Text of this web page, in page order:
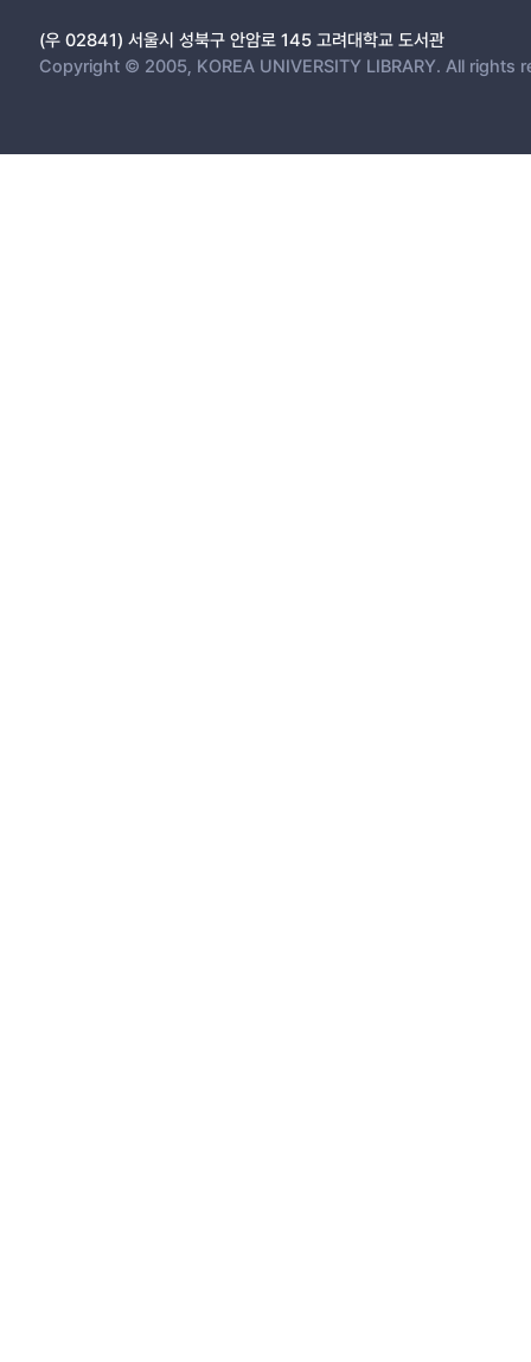
(우 02841) 서울시 성북구 안암로 145 고려대학교 도서관
Copyright © 2005, KOREA UNIVERSITY LIBRARY. All rights